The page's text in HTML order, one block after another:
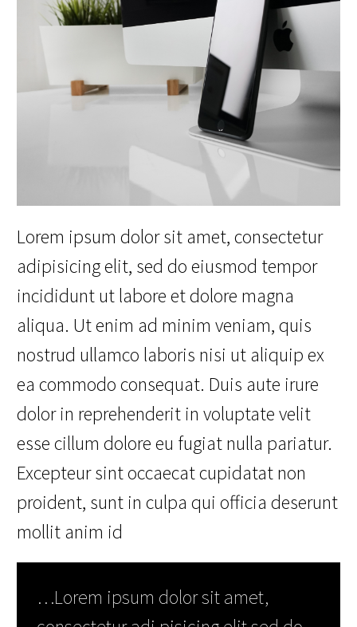
Lorem ipsum dolor sit amet, consectetur
adipisicing elit, sed do eiusmod tempor
incididunt ut labore et dolore magna
aliqua. Ut enim ad minim veniam, quis
nostrud ullamco laboris nisi ut aliquip ex
ea commodo consequat. Duis aute irure
dolor in reprehenderit in voluptate velit
esse cillum dolore eu fugiat nulla pariatur.
Excepteur sint occaecat cupidatat non
proident, sunt in culpa qui officia deserunt
mollit anim id
…Lorem ipsum dolor sit amet,